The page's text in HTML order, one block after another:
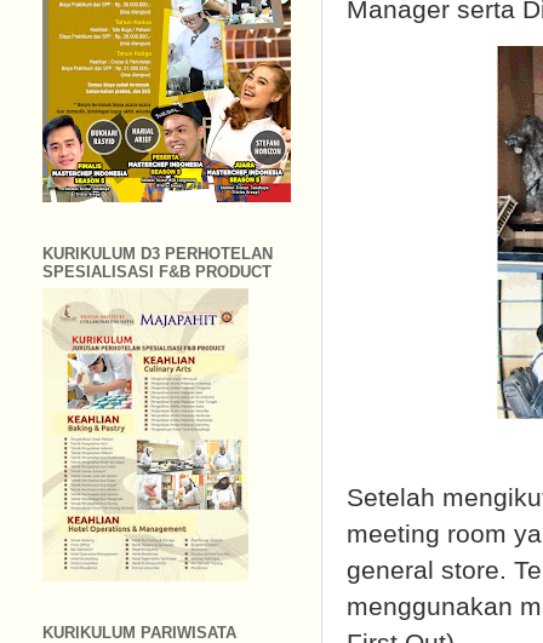
Manager serta
Setelah
meeting room
general store.
menggunakan
KURIKULUM D3 PERHOTELAN
SPESIALISASI F&B PRODUCT
KURIKULUM PARIWISATA